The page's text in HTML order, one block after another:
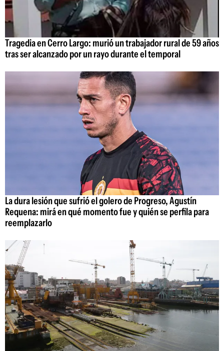
Tragedia en Cerro Largo: murió un trabajador rural de 59 años
tras ser alcanzado por un rayo durante el temporal
La dura lesión que sufrió el golero de Progreso, Agustín
Requena: mirá en qué momento fue y quién se perfila para
reemplazarlo